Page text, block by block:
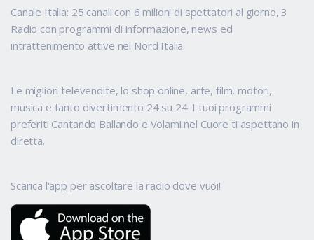
Canale Italia: 25 canali con 6 milioni di spettatori al giorno, 3
Radio con programmi di informazione, news ed
intrattenimento attive nel Nord Italia.
Le migliori televendite, lo shop online, arte, film, motori,
musica e tanto divertimento 24 su 24. I tuoi programmi
preferiti Cantando Ballando e Volami nel Cuore ti aspettano in
diretta.
Scarica l'app per ascoltare la radio dove vuoi!